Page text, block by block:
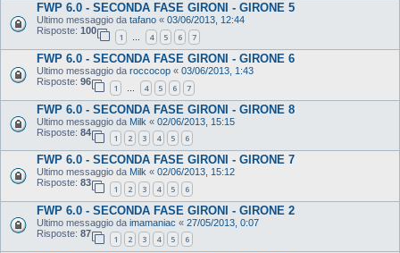
FWP 6.0 - SECONDA FASE GIRONI - GIRONE 5
Ultimo messaggio da tafano « 03/06/2013, 12:44
Risposte: 100
1 … 4 5 6 7
FWP 6.0 - SECONDA FASE GIRONI - GIRONE 6
Ultimo messaggio da roccocop « 03/06/2013, 1:43
Risposte: 96
1 … 4 5 6 7
FWP 6.0 - SECONDA FASE GIRONI - GIRONE 8
Ultimo messaggio da Milk « 02/06/2013, 15:15
Risposte: 84
1 2 3 4 5 6
FWP 6.0 - SECONDA FASE GIRONI - GIRONE 7
Ultimo messaggio da Milk « 02/06/2013, 15:12
Risposte: 83
1 2 3 4 5 6
FWP 6.0 - SECONDA FASE GIRONI - GIRONE 2
Ultimo messaggio da imamaniac « 27/05/2013, 0:07
Risposte: 87
1 2 3 4 5 6